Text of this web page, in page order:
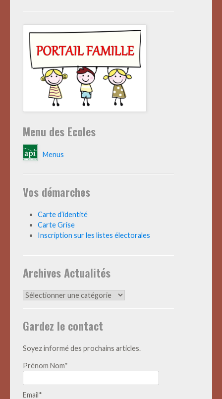
Menu des Ecoles
Menus
Vos démarches
Carte d’identité
Carte Grise
Inscription sur les listes électorales
Archives Actualités
Archives
Gardez le contact
Soyez informé des prochains articles.
Prénom Nom*
Email*